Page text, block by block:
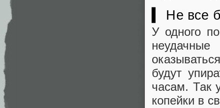
▍ Не все
У одного
неудачные
будут
часам. Так
копейки в